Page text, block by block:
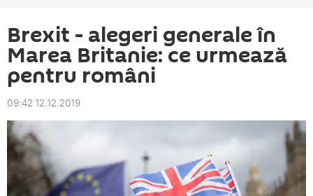
Brexit - alegeri generale în
Marea Britanie: ce urmează
pentru români
09:42 12.12.2019